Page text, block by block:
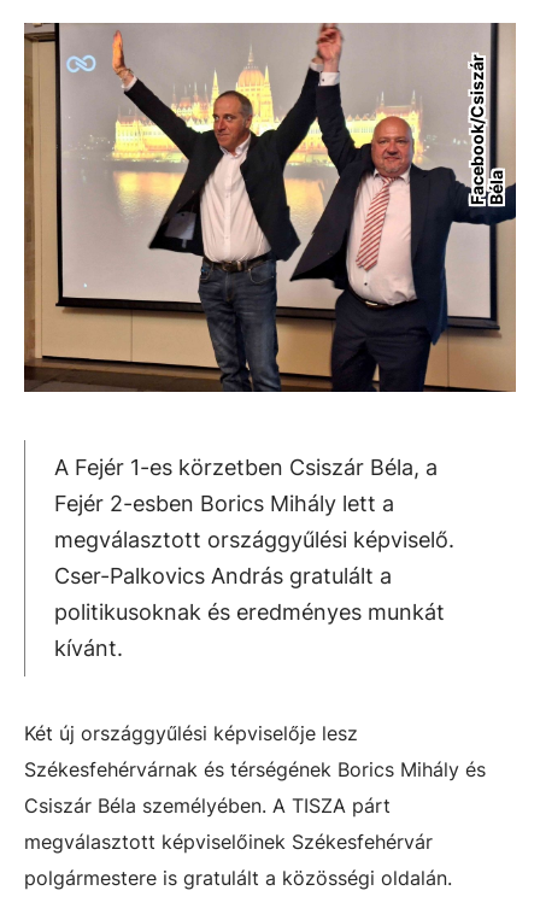
F
a
c
e
b
o
o
k
/
C
s
i
s
z
á
r
B
é
la
A Fejér 1-es körzetben Csiszár Béla, a
Fejér 2-esben Borics Mihály lett a
megválasztott országgyűlési képviselő.
Cser-Palkovics András gratulált a
politikusoknak és eredményes munkát
kívánt.
Két új országgyűlési képviselője lesz
Székesfehérvárnak és térségének Borics Mihály és
Csiszár Béla személyében. A TISZA párt
megválasztott képviselőinek Székesfehérvár
polgármestere is gratulált a közösségi oldalán.